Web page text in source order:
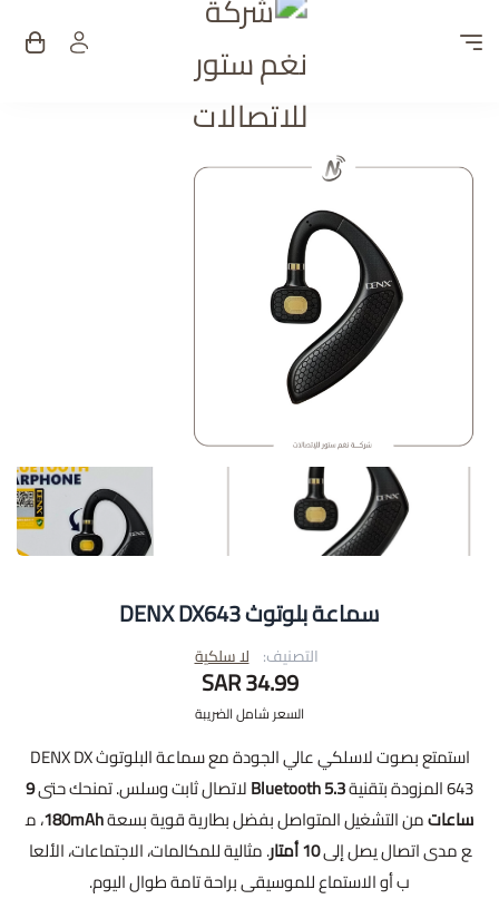
شركة نغم ستور
سماعة بلوتوث DENX DX643
التصنيف: لا سلكية
34.99 SAR
السعر شامل الضريبة
استمتع بصوت لاسلكي عالي الجودة مع سماعة البلوتوث DENX DX
643 المزودة بتقنية
Bluetooth 5.3لاتصال ثابت وسلس. تمنحك حتى9
ساعاتمن التشغيل المتواصل بفضل بطارية قوية بسعة180mAh، م
ع مدى اتصال يصل إلى10 أمتار
. مثالية للمكالمات، الاجتماعات، الألعا
ب أو الاستماع للموسيقى براحة تامة طوال اليوم.